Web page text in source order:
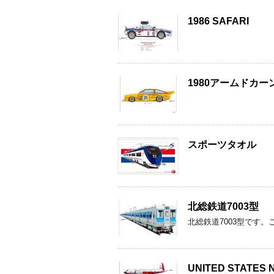
1986 SAFARI
1980アームドカー
スポーツタオル
北総鉄道7003型
北総鉄道7003型です。
UNITED STATES